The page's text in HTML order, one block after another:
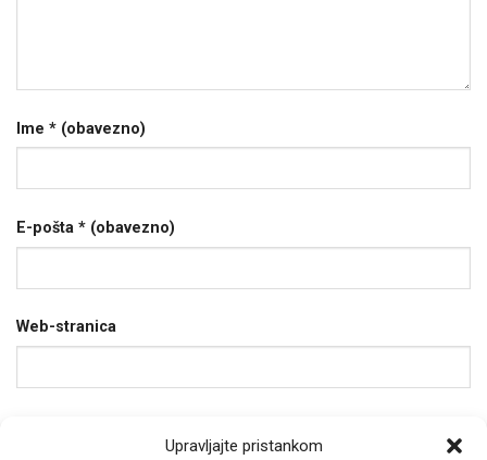
Upravljajte pristankom
Ime * (obavezno)
E-pošta * (obavezno)
Web-stranica